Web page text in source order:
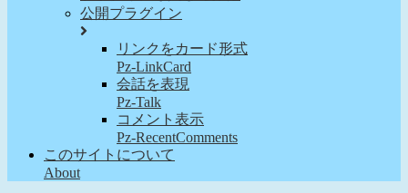
公開プラグイン
リンクをカード形式
Pz-LinkCard
会話を表現
Pz-Talk
コメント表示
Pz-RecentComments
このサイトについて
About